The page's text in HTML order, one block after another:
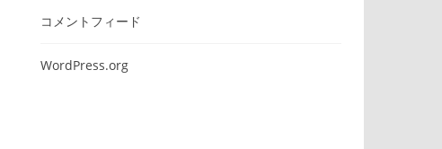
コメントフィード
WordPress.org